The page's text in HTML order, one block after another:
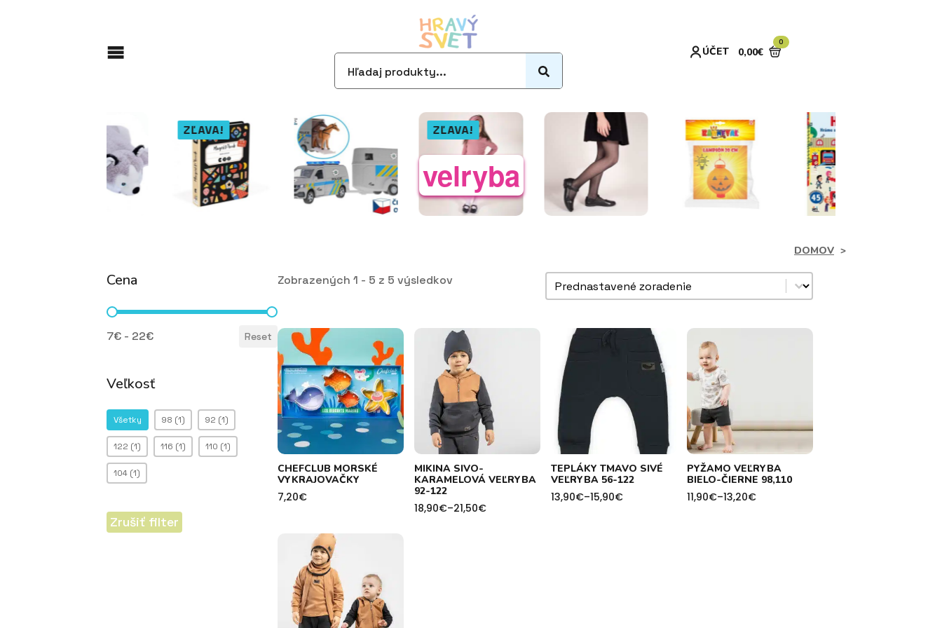
ÚČET 0,00€
0
ZĽAVA! ZĽAVA!
velryba
DOMOV
Cena
Cena
7€ - 22€ Reset
Veľkosť
Veľkosť
Všetky 98 (1) 92 (1)
122 (1) 116 (1) 110 (1)
104 (1)
Zrušiť filter
Zobrazených 1 - 5 z 5 výsledkov Zoradiť produkty
Sort content
CHEFCLUB MORSKÉ
VYKRAJOVAČKY
7,20€
MIKINA SIVO-
KARAMELOVÁ VEĽRYBA
92-122
18,90€–21,50€
Price
TEPLÁKY TMAVO SIVÉ
VEĽRYBA 56-122
13,90€–15,90€
Price
PYŽAMO VEĽRYBA
BIELO-ČIERNE 98,110
11,90€–13,20€
Price